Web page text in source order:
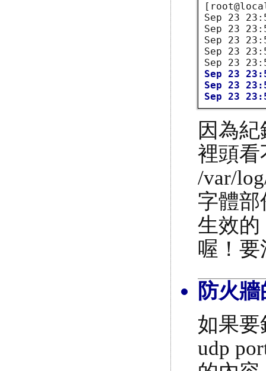
Sep 23
Sep 23
Sep 23
Sep 23
Sep 23
Sep 23
Sep 23
因為
裡頭看
/var/
字體部
生效的
喔！
防火
如果要
udp